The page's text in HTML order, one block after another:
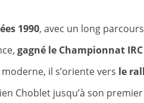
1990, avec un long
gagné le Championnat IRC
il s’oriente vers le
Choblet jusqu’à son